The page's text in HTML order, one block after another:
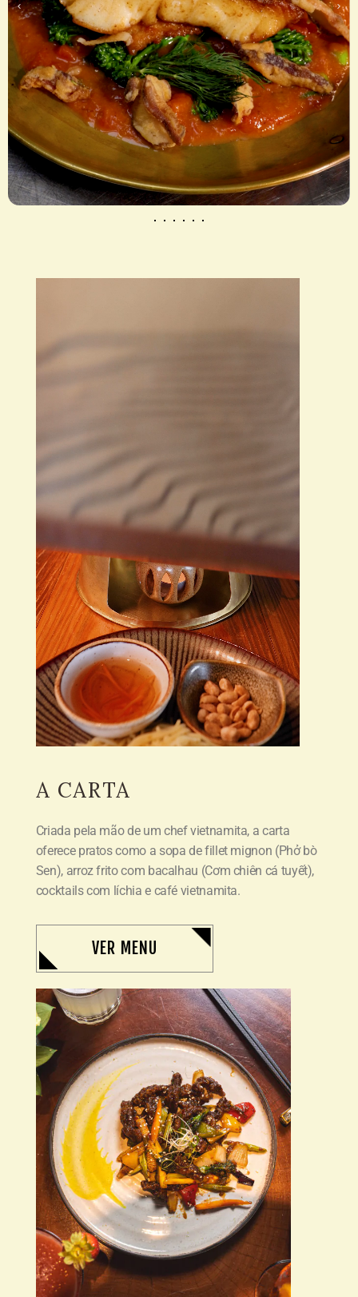
A CARTA
Criada pela mão de um chef vietnamita, a carta
oferece pratos como a sopa de fillet mignon (Phở bò
Sen), arroz frito com bacalhau (Cơm chiên cá tuyết),
cocktails com íchia e café vietnamita.
VER MENU